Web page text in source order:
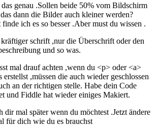
genau .Sollen beide 50% vom Bildschirm
dann die Bilder auch kleiner werden?
ich es so besser .Aber must du wissen .
schrift ,nur die Überschrift oder den
und so was.
mal drauf achten ,wenn du <p> oder <a>
erstellst ,müssen die auch wieder geschlossen
an der richtigen stelle. Habe dein Code
und Fiddle hat wieder einiges Makiert.
dir mal später wenn du möchtest .Jetzt ändere
für dich wie du es brauchst